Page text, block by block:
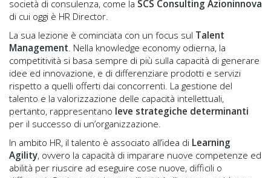
società di consulenza, come la SCS Consulting Azioninnova
di cui oggi è HR Director.
La sua lezione è cominciata con un focus sul Talent
Management. Nella knowledge economy odierna, la
competitività si basa sempre di più sulla capacità di generare
idee ed innovazione, e di differenziare prodotti e servizi
rispetto a quelli offerti dai concorrenti. La gestione del
talento e la valorizzazione delle capacità intellettuali,
pertanto, rappresentano leve strategiche determinanti
per il successo di un’organizzazione.
In ambito HR, il talento è associato all’idea di Learning
Agility, ovvero la capacità di imparare nuove competenze ed
abilità per riuscire ad eseguire cose nuove, difficili o